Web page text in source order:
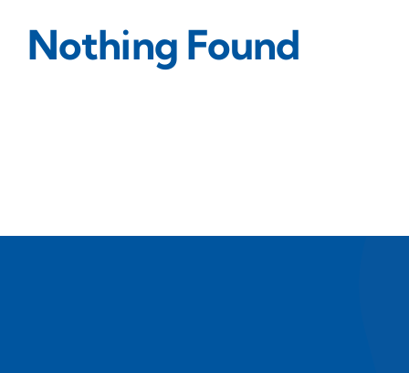
Nothing Found